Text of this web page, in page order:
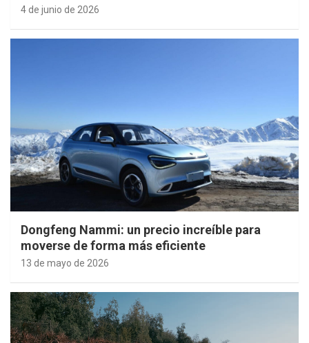
4 de junio de 2026
Dongfeng Nammi: un precio increíble para
moverse de forma más eficiente
13 de mayo de 2026